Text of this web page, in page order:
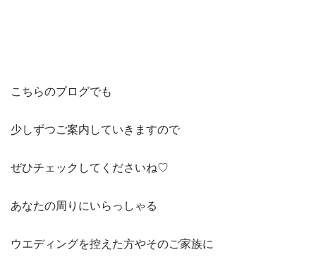
こちらのブログでも
少しずつご案内していきますので
ぜひチェックしてくださいね♡
あなたの周りにいらっしゃる
ウエディングを控えた方やそのご家族に